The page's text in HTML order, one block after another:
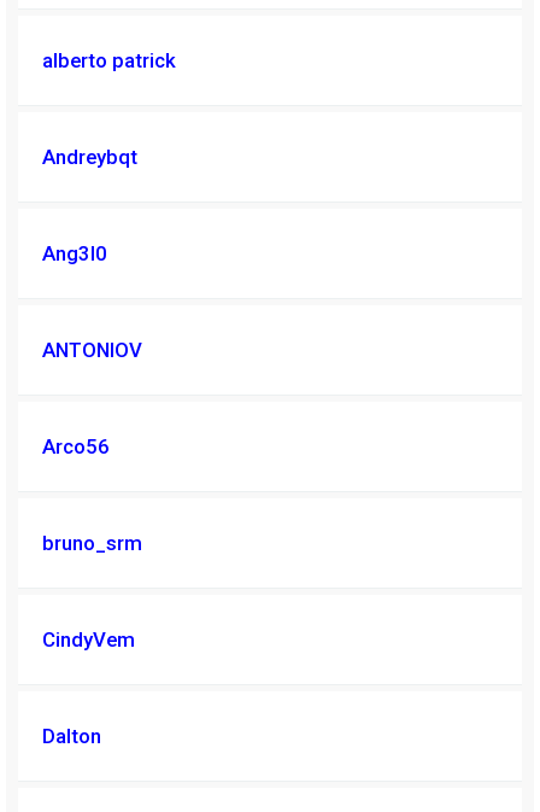
alberto patrick
Andreybqt
Ang3l0
ANTONIOV
Arco56
bruno_srm
CindyVem
Dalton